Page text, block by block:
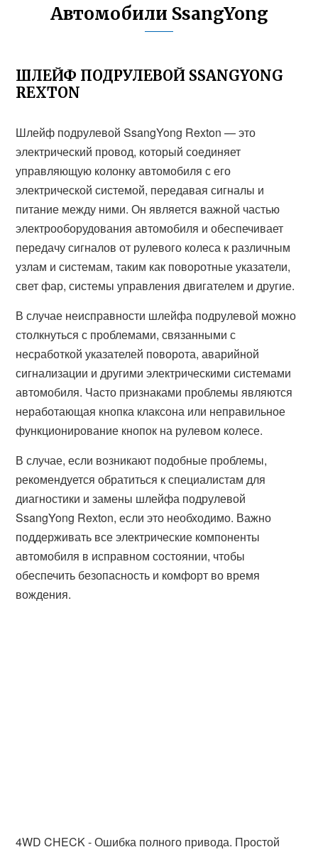
Автомобили SsangYong
ШЛЕЙФ ПОДРУЛЕВОЙ SSANGYONG
REXTON
Шлейф подрулевой SsangYong Rexton — это
электрический провод, который соединяет
управляющую колонку автомобиля с его
электрической системой, передавая сигналы и
питание между ними. Он является важной частью
электрооборудования автомобиля и обеспечивает
передачу сигналов от рулевого колеса к различным
узлам и системам, таким как поворотные указатели,
свет фар, системы управления двигателем и другие.
В случае неисправности шлейфа подрулевой можно
столкнуться с проблемами, связанными с
несработкой указателей поворота, аварийной
сигнализации и другими электрическими системами
автомобиля. Часто признаками проблемы являются
неработающая кнопка клаксона или неправильное
функционирование кнопок на рулевом колесе.
В случае, если возникают подобные проблемы,
рекомендуется обратиться к специалистам для
диагностики и замены шлейфа подрулевой
SsangYong Rexton, если это необходимо. Важно
поддерживать все электрические компоненты
автомобиля в исправном состоянии, чтобы
обеспечить безопасность и комфорт во время
вождения.
4WD CHECK - Ошибка полного привода. Простой